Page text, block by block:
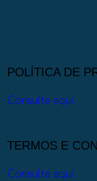
POLÍTICA DE
Consulte aqui.
TERMOS E
Consulte aqui.